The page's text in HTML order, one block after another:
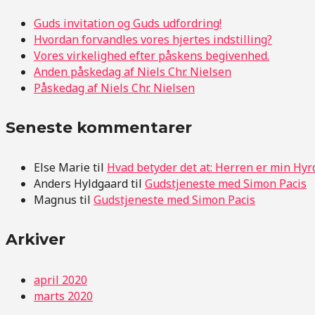
Guds invitation og Guds udfordring!
Hvordan forvandles vores hjertes indstilling?
Vores virkelighed efter påskens begivenhed.
Anden påskedag af Niels Chr. Nielsen
Påskedag af Niels Chr. Nielsen
Seneste kommentarer
Else Marietil Hvad betyder det at: Herren er min
Anders Hyldgaardtil Gudstjeneste med Simon Pacis
Magnus til Gudstjeneste med Simon Pacis
Arkiver
april 2020
marts 2020